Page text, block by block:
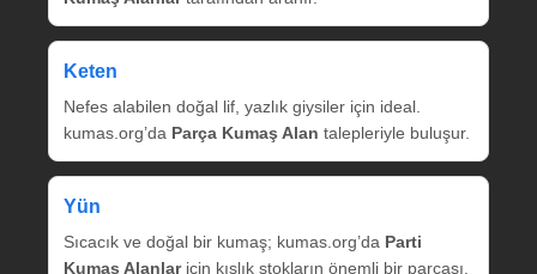
Keten
Nefes alabilen doğal lif, yazlık giysiler için ideal.
kumas.org’da Parça Kumaş Alan talepleriyle buluşur.
Yün
Sıcacık ve doğal bir kumaş; kumas.org’da Parti
Kumaş Alanlariçin kışlık stokların önemli bir parçası.